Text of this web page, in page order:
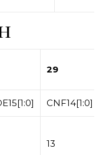
29
CNF14[1:0]
13